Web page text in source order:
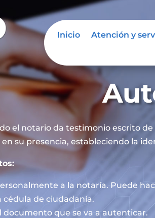
Inicio Atención y
el notario da testimonio escrito
en su presencia, estableciendo la
a la notaría. Puede
cédula de ciudadanía.
documento que se va a autenticar.